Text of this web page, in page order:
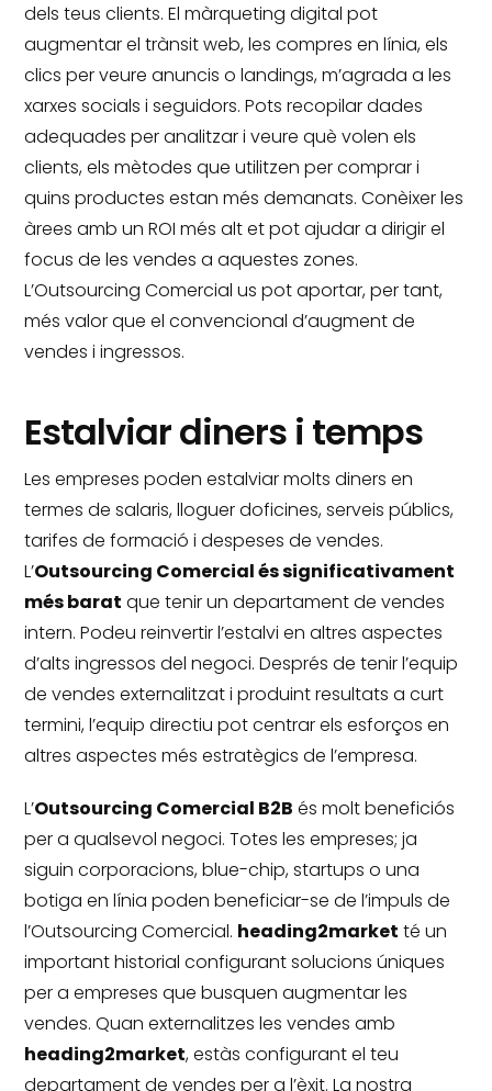
dels teus clients.El màrqueting digital pot
augmentar el trànsit web, les compres en línia, els
clics per veure anuncis o landings, m’agrada a les
xarxes socials i seguidors.Pots recopilar dades
adequades per analitzar i veure què volen els
clients, els mètodes que utilitzen per comprar i
quins productes estan més demanats.Conèixer les
àrees amb un ROI més alt et pot ajudar a dirigir el
focus de les vendes a aquestes zones.
L’Outsourcing Comercial us pot aportar, per tant,
més valor que el convencional d’augment de
vendes i ingressos.
Estalviar diners i temps
Les empreses poden estalviar molts diners en
termes de salaris, lloguer doficines, serveis públics,
tarifes de formació i despeses de vendes.
L’Outsourcing Comercial és significativament
més barat que tenir un departament de vendes
intern.Podeu reinvertir l’estalvi en altres aspectes
d’alts ingressos del negoci.Després de tenir l’equip
de vendes externalitzat i produint resultats a curt
termini, l’equip directiu pot centrar els esforços en
altres aspectes més estratègics de l’empresa.
L’Outsourcing Comercial B2B és molt beneficiós
per a qualsevol negoci.Totes les empreses;ja
siguin corporacions, blue-chip, startups o una
botiga en línia poden beneficiar-se de l’impuls de
l’Outsourcing Comercial. heading2market té un
important historial configurant solucions úniques
per a empreses que busquen augmentar les
vendes.Quan externalitzes les vendes amb
heading2market, estàs configurant el teu
departament de vendes per a l’èxit.La nostra